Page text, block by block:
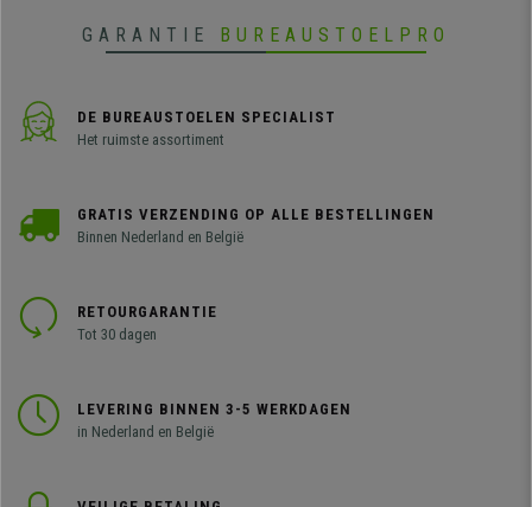
GARANTIE BUREAUSTOELPRO
DE BUREAUSTOELEN SPECIALIST
Het ruimste assortiment
GRATIS VERZENDING OP ALLE BESTELLINGEN
Binnen Nederland en België
RETOURGARANTIE
Tot 30 dagen
LEVERING BINNEN 3-5 WERKDAGEN
in Nederland en België